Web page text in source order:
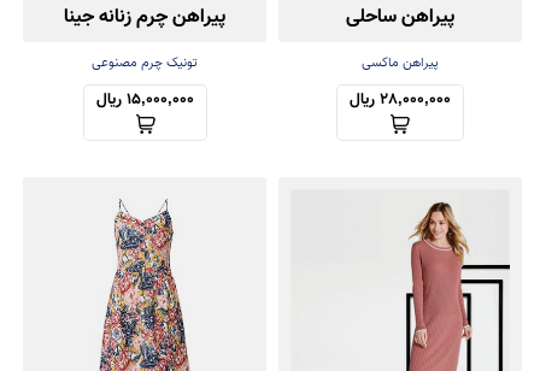
پیراهن ساحلی
پیراهن ماکسی
28,000,000 ریال
پیراهن چرم زنانه جینا
تونیک چرم مصنوعی
15,000,000 ریال